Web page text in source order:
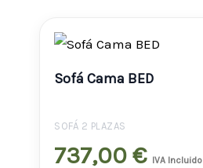
Sofá Cama BED
SOFÁ 2 PLAZAS
737,00€ IVA Incluido